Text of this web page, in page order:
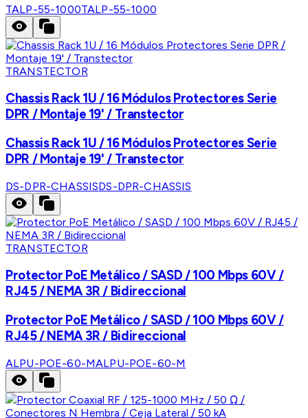
TALP-55-1000TALP-55-1000
TRANSTECTOR
Chassis Rack 1U / 16 Módulos Protectores Serie
DPR / Montaje 19' / Transtector
Chassis Rack 1U / 16 Módulos Protectores Serie
DPR / Montaje 19' / Transtector
DS-DPR-CHASSISDS-DPR-CHASSIS
TRANSTECTOR
Protector PoE Metálico / SASD / 100 Mbps 60V /
RJ45 / NEMA 3R / Bidireccional
Protector PoE Metálico / SASD / 100 Mbps 60V /
RJ45 / NEMA 3R / Bidireccional
ALPU-POE-60-MALPU-POE-60-M